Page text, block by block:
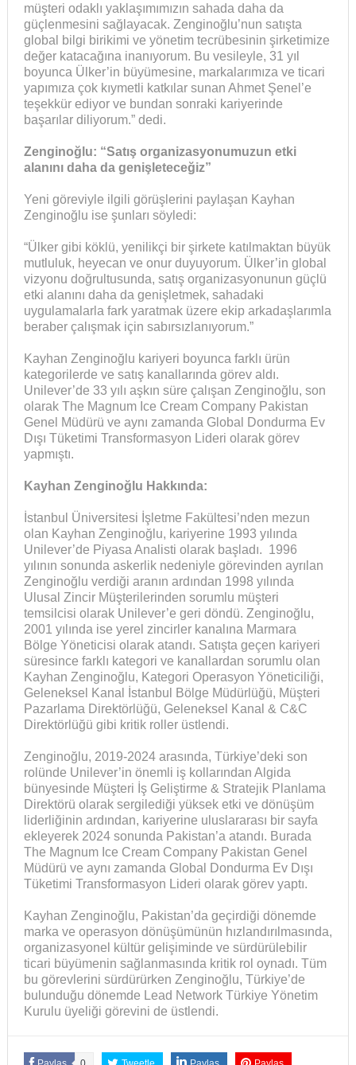
müşteri odaklı yaklaşımımızın sahada daha da
güçlenmesini sağlayacak. Zenginoğlu’nun satışta
global bilgi birikimi ve yönetim tecrübesinin şirketimize
değer katacağına inanıyorum. Bu vesileyle, 31 yıl
boyunca Ülker’in büyümesine, markalarımıza ve ticari
yapımıza çok kıymetli katkılar sunan Ahmet Şenel’e
teşekkür ediyor ve bundan sonraki kariyerinde
başarılar diliyorum.” dedi.
Zenginoğlu: “Satış organizasyonumuzun etki
alanını daha da genişleteceğiz”
Yeni göreviyle ilgili görüşlerini paylaşan Kayhan
Zenginoğlu ise şunları söyledi:
“Ülker gibi köklü, yenilikçi bir şirkete katılmaktan büyük
mutluluk, heyecan ve onur duyuyorum. Ülker’in global
vizyonu doğrultusunda, satış organizasyonunun güçlü
etki alanını daha da genişletmek, sahadaki
uygulamalarla fark yaratmak üzere ekip arkadaşlarımla
beraber çalışmak için sabırsızlanıyorum.”
Kayhan Zenginoğlu kariyeri boyunca farklı ürün
kategorilerde ve satış kanallarında görev aldı.
Unilever’de 33 yılı aşkın süre çalışan Zenginoğlu, son
olarak The Magnum Ice Cream Company Pakistan
Genel Müdürü ve aynı zamanda Global Dondurma Ev
Dışı Tüketimi Transformasyon Lideri olarak görev
yapmıştı.
Kayhan Zenginoğlu Hakkında:
İstanbul Üniversitesi İşletme Fakültesi’nden mezun
olan Kayhan Zenginoğlu, kariyerine 1993 yılında
Unilever’de Piyasa Analisti olarak başladı. 1996
yılının sonunda askerlik nedeniyle görevinden ayrılan
Zenginoğlu verdiği aranın ardından 1998 yılında
Ulusal Zincir Müşterilerinden sorumlu müşteri
temsilcisi olarak Unilever’e geri döndü. Zenginoğlu,
2001 yılında ise yerel zincirler kanalına Marmara
Bölge Yöneticisi olarak atandı. Satışta geçen kariyeri
süresince farklı kategori ve kanallardan sorumlu olan
Kayhan Zenginoğlu, Kategori Operasyon Yöneticiliği,
Geleneksel Kanal İstanbul Bölge Müdürlüğü, Müşteri
Pazarlama Direktörlüğü, Geleneksel Kanal & C&C
Direktörlüğü gibi kritik roller üstlendi.
Zenginoğlu, 2019-2024 arasında, Türkiye’deki son
rolünde Unilever’in önemli iş kollarından Algida
bünyesinde Müşteri İş Geliştirme & Stratejik Planlama
Direktörü olarak sergilediği yüksek etki ve dönüşüm
liderliğinin ardından, kariyerine uluslararası bir sayfa
ekleyerek 2024 sonunda Pakistan’a atandı. Burada
The Magnum Ice Cream Company Pakistan Genel
Müdürü ve aynı zamanda Global Dondurma Ev Dışı
Tüketimi Transformasyon Lideri olarak görev yaptı.
Kayhan Zenginoğlu, Pakistan’da geçirdiği dönemde
marka ve operasyon dönüşümünün hızlandırılmasında,
organizasyonel kültür gelişiminde ve sürdürülebilir
ticari büyümenin sağlanmasında kritik rol oynadı. Tüm
bu görevlerini sürdürürken Zenginoğlu, Türkiye’de
bulunduğu dönemde Lead Network Türkiye Yönetim
Kurulu üyeliği görevini de üstlendi.